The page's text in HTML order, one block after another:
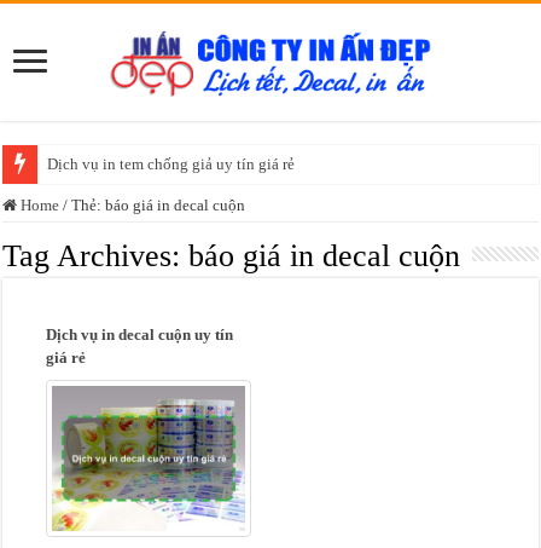
Dịch vụ in tem chống giả uy tín giá rẻ
Home / Thẻ:báo giá in decal cuộn
Tag Archives:báo giá in decal cuộn
Dịch vụ in decal cuộn uy tín
giá rẻ